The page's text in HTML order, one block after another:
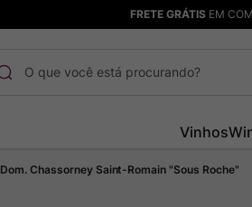
FRETE GRÁTISEM
Vinhos
Dom. Chassorney Saint-Romain "Sous Roche"